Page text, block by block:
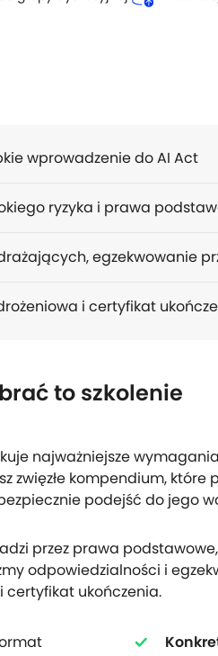
wprowadzenie do AI Act
ryzyka i prawa
egzekwowanie
i certyfikat
to szkolenie
najważniejsze
zwięzłe kompendium, które
podejść do jego
przez prawa
odpowiedzialności i
certyfikat ukończenia.